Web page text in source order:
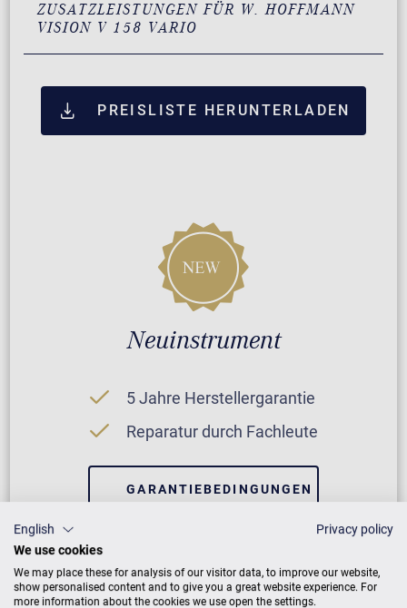
ZUSATZLEISTUNGEN FÜR W. HOFFMANN
VISION V 158 VARIO
PREISLISTE HERUNTERLADEN
Neuinstrument
5 Jahre Herstellergarantie
Reparatur durch Fachleute
GARANTIEBEDINGUNGEN
English
Privacy policy
We use cookies
We may place these for analysis of our visitor data, to improve our website,
show personalised content and to give you a great website experience. For
more information about the cookies we use open the settings.